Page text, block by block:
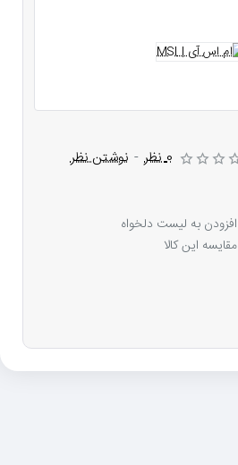
0 نظر - نوشتن نظر
افزودن به لیست دلخواه
مقایسه این کالا